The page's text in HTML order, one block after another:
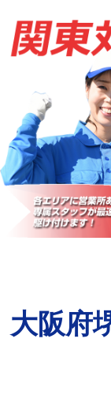
給水管工事※（
用/3ｍまで)
給水管工事※（
用（追加）/3ｍ
給水管工事※（
管・ポリ管・HT
給水管工事※（
管・ポリ管・
マス交換（土の
コンクリート斫
コンクリート斫
大阪府